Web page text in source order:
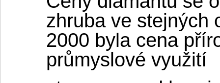
zhruba ve stejných
2000 byla cena
průmyslové využití